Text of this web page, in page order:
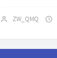
ZW_QMQ